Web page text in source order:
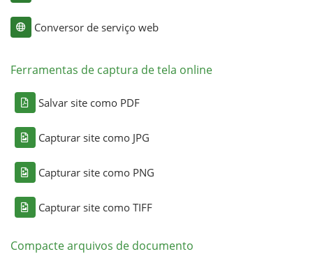
Conversor de serviço web
Ferramentas de captura de tela online
Salvar site como PDF
Capturar site como JPG
Capturar site como PNG
Capturar site como TIFF
Compacte arquivos de documento